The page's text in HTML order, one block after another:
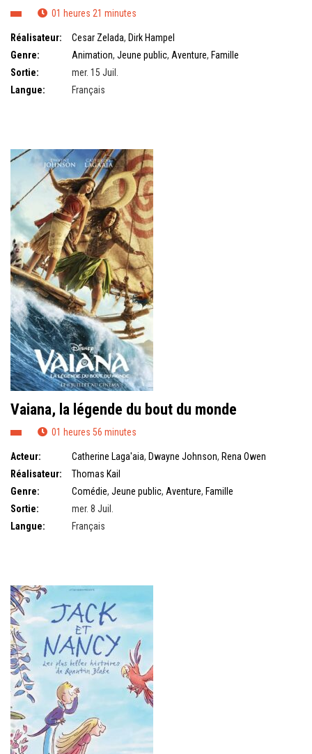
01 heures 21 minutes
Réalisateur: Cesar Zelada, Dirk Hampel
Genre:
Animation, Jeune public, Aventure, Famille
Sortie:
mer. 15 Juil.
Langue:
Français
Vaiana, la légende du bout du monde
01 heures 56 minutes
Acteur: Catherine Laga'aia, Dwayne Johnson, Rena Owen
Réalisateur:
Thomas Kail
Genre:
Comédie, Jeune public, Aventure, Famille
Sortie:
mer. 8 Juil.
Langue:
Français